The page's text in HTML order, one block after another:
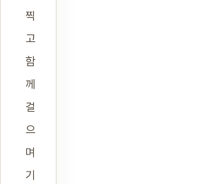
찍
고
함
께
걸
으
며
기